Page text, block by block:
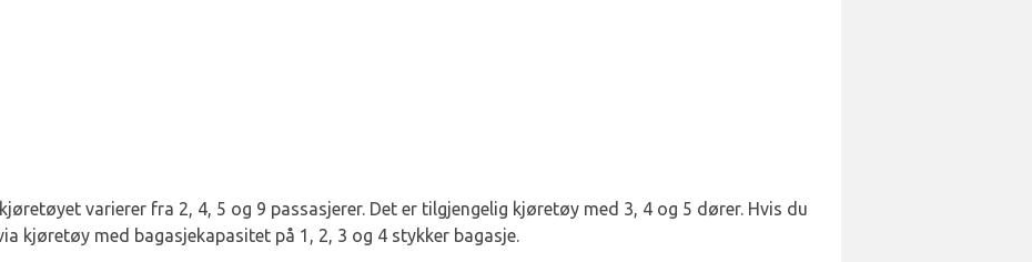
varierer fra 2, 4, 5 og 9 passasjerer. Det er tilgjengelig kjøretøy med 3, 4 og 5 dører. Hvis du
kjøretøy med bagasjekapasitet på 1, 2, 3 og 4 stykker bagasje.